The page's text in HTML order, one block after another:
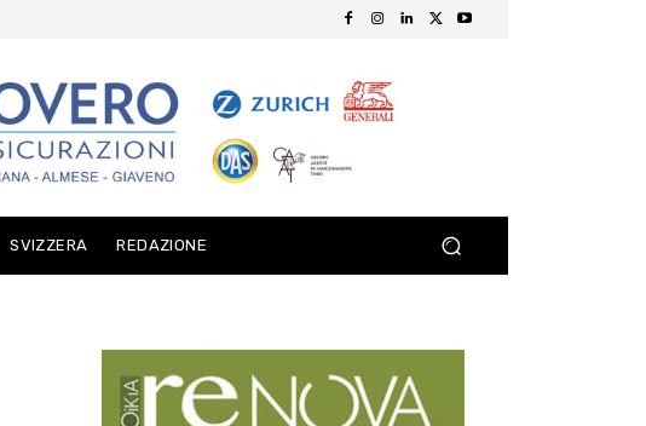
SVIZZERA REDAZIONE